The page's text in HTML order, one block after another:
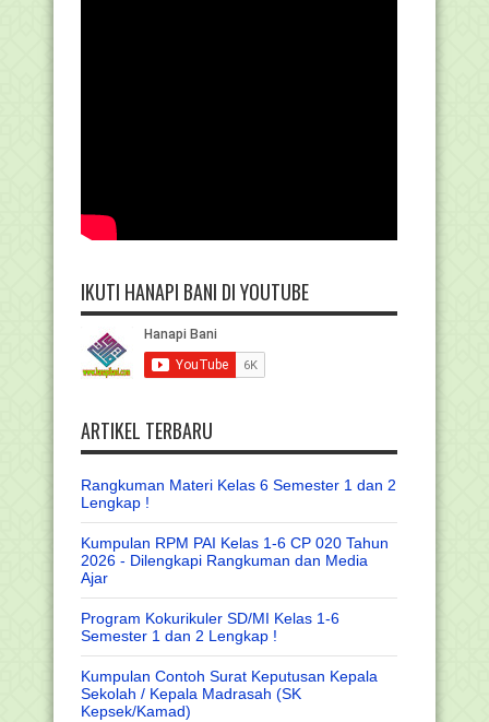
IKUTI HANAPI BANI DI YOUTUBE
ARTIKEL TERBARU
Rangkuman Materi Kelas 6 Semester 1 dan 2
Lengkap !
Kumpulan RPM PAI Kelas 1-6 CP 020 Tahun
2026 - Dilengkapi Rangkuman dan Media
Ajar
Program Kokurikuler SD/MI Kelas 1-6
Semester 1 dan 2 Lengkap !
Kumpulan Contoh Surat Keputusan Kepala
Sekolah / Kepala Madrasah (SK
Kepsek/Kamad)